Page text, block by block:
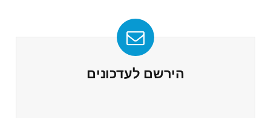
הירשם לעדכונים